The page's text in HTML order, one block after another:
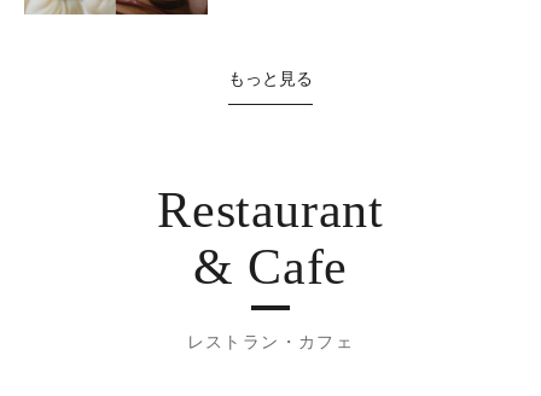
もっと見る
Restaurant
& Cafe
レストラン・カフェ